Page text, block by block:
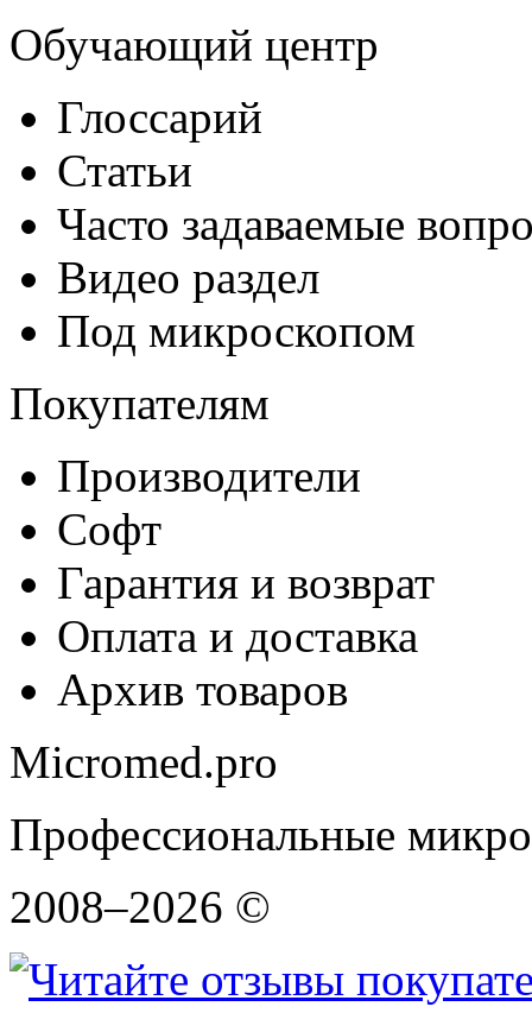
Обучающий центр
Глоссарий
Статьи
Часто задаваемые
Видео раздел
Под микроскопом
Покупателям
Производители
Софт
Гарантия и возврат
Оплата и доставка
Архив товаров
Micromed.pro
Профессиональные
2008–2026 ©